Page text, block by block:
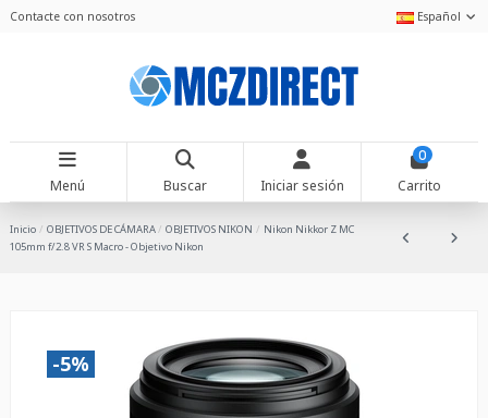
Contacte con nosotros Español
Menú Buscar Iniciar sesión
0
Carrito
Inicio OBJETIVOS DE CÁMARA OBJETIVOS NIKON
Nikon Nikkor Z MC
105mm f/2.8 VR S Macro - Objetivo Nikon
-5%